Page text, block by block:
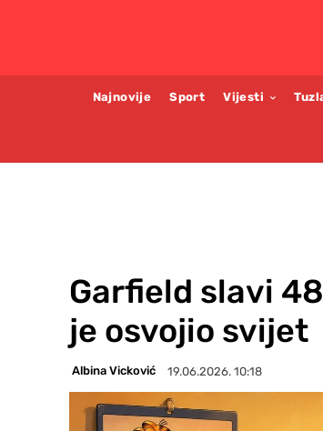
Najnovije Sport Vijesti
Garfield slavi
je osvojio svijet
Albina Vicković 19.06.2026. 10:18